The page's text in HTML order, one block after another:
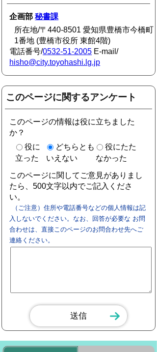
企画部秘書課
所在地/〒440-8501 愛知県豊橋市今橋町
1番地 (豊橋市役所 東館4階)
電話番号/0532-51-2005 E-mail/
hisho@city.toyohashi.lg.jp
このページに関するアンケート
このページの情報は役に立ちました
か？
役に
立った
どちらとも
いえない
役にたた
なかった
このページに関してご意見がありまし
たら、500文字以内でご記入くださ
い。
（ご注意）住所や電話番号などの個人情報は記
入しないでください。なお、回答が必要な お問
合わせは、直接このページのお問合わせ先へご
連絡ください。